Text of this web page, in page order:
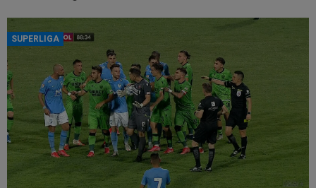
SUPERLIGA